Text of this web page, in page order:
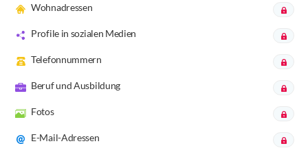
Wohnadressen
Profile in sozialen Medien
Telefonnummern
Beruf und Ausbildung
Fotos
E-Mail-Adressen